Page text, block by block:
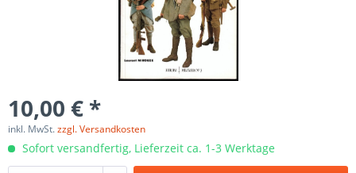
10,00 € *
inkl. MwSt.zzgl. Versandkosten
Sofort versandfertig, Lieferzeit ca. 1-3 Werktage